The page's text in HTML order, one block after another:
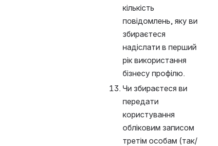
кількість
повідомлень, яку ви
збираєтеся
надіслати в перший
рік використання
бізнесу профілю.
Чи збираєтеся ви
передати
користування
обліковим записом
третім особам (так/